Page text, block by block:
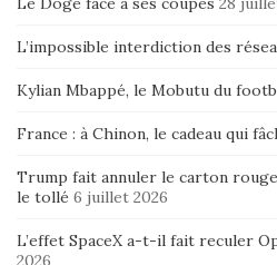
L’impossible interdiction des
Kylian Mbappé, le Mobutu du
France : à Chinon, le cadeau qui
Trump fait annuler le carton
le tollé 6 juillet 2026
L’effet SpaceX a-t-il fait reculer
2026